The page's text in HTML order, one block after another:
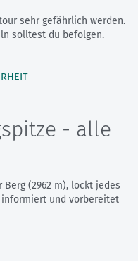
sehr gefährlich werden.
solltest du befolgen.
- alle
(2962 m), lockt jedes
informiert und vorbereitet